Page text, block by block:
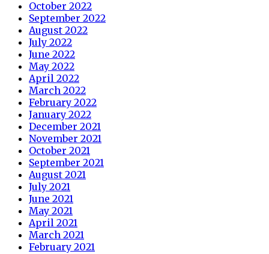
October 2022
September 2022
August 2022
July 2022
June 2022
May 2022
April 2022
March 2022
February 2022
January 2022
December 2021
November 2021
October 2021
September 2021
August 2021
July 2021
June 2021
May 2021
April 2021
March 2021
February 2021